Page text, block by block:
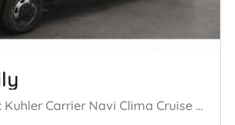
40C18 Hi-Matic Kuhler Carrier Navi Clima Cruise Camera